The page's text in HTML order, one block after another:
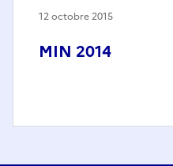
MIN 2014
12 octobre 2015